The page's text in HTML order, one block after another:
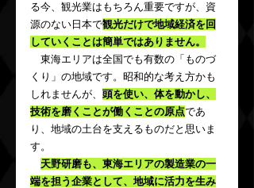
る今、観光業はもちろん重要ですが、資
源のない日本で観光だけで地域経済を回
していくことは簡単ではありません。
東海エリアは全国でも有数の「ものづ
くり」の地域です。昭和的な考え方かも
しれませんが、 頭を使い、体を動かし、
技術を磨くことが働くことの原点であ
り、地域の土台を支えるものだと思いま
す。
天野研磨も、東海エリアの製造業の一
端を担う企業として、地域に活力を生み